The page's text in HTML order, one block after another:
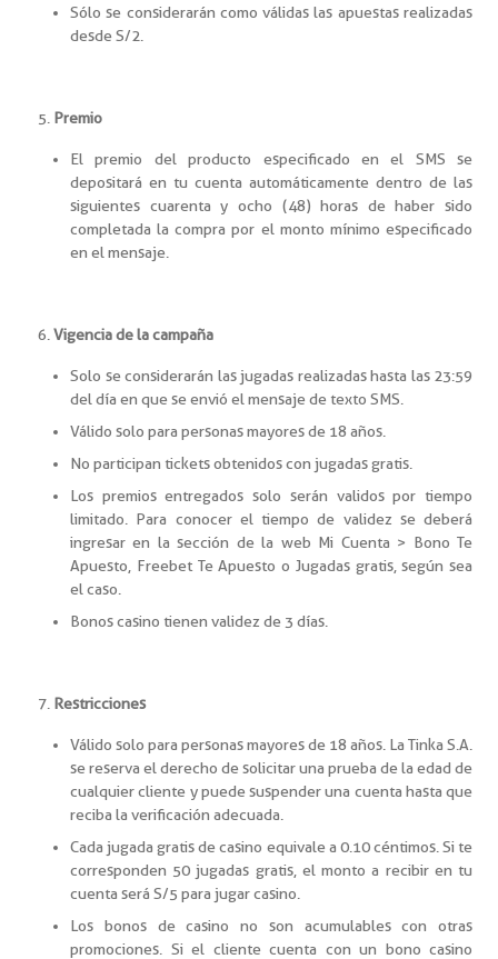
Sólo se considerarán como válidas las apuestas realizadas
desde S/2.
Premio
El premio del producto especificado en el SMS se
depositará en tu cuenta automáticamente dentro de las
siguientes cuarenta y ocho (48) horas de haber sido
completada la compra por el monto mínimo especificado
en el mensaje.
Vigencia de la campaña
Solo se considerarán las jugadas realizadas hasta las 23:59
del día en que se envió el mensaje de texto SMS.
Válido solo para personas mayores de 18 años.
No participan tickets obtenidos con jugadas gratis.
Los premios entregados solo serán validos por tiempo
limitado. Para conocer el tiempo de validez se deberá
ingresar en la sección de la web Mi Cuenta > Bono Te
Apuesto, Freebet Te Apuesto o Jugadas gratis, según sea
el caso.
Bonos casino tienen validez de 3 días.
Restricciones
Válido solo para personas mayores de 18 años. La Tinka S.A.
se reserva el derecho de solicitar una prueba de la edad de
cualquier cliente y puede suspender una cuenta hasta que
reciba la verificación adecuada.
Cada jugada gratis de casino equivale a 0.10 céntimos. Si te
corresponden 50 jugadas gratis, el monto a recibir en tu
cuenta será S/5 para jugar casino.
Los bonos de casino no son acumulables con otras
promociones. Si el cliente cuenta con un bono casino